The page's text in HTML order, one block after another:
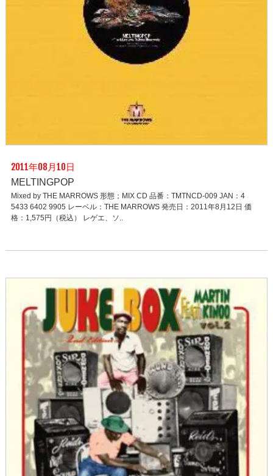
2011年08月10日
MELTINGPOP
Mixed by THE MARROWS 形態；MIX CD 品番：TMTNCD-009 JAN：4
5433 6402 9905 レーベル：THE MARROWS 発売日：2011年8月12日 価
格：1,575円（税込） レゲエ、ソ..